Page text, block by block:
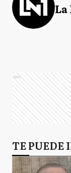
La
Ads
TE PUEDE